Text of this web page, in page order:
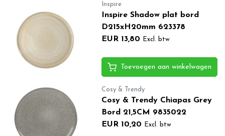
Inspire
Inspire Shadow plat bord
D215xH20mm 623378
EUR 13,80
Excl. btw
Toevoegen aan winkelwagen
Cosy & Trendy
Cosy & Trendy Chiapas Grey
Bord 21,5CM 9835022
EUR 10,20
Excl. btw